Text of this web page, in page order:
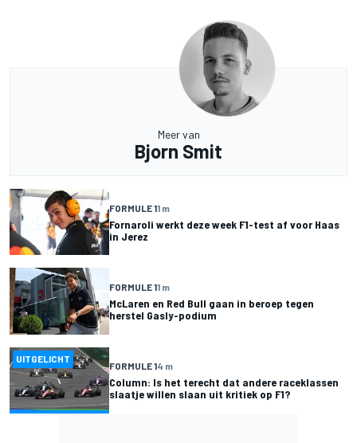
Meer van
Bjorn Smit
FORMULE 11 m
Fornaroli werkt deze week F1-test af voor Haas
in Jerez
FORMULE 11 m
McLaren en Red Bull gaan in beroep tegen
herstel Gasly-podium
UITGELICHT
FORMULE 14 m
Column: Is het terecht dat andere raceklassen
slaatje willen slaan uit kritiek op F1?